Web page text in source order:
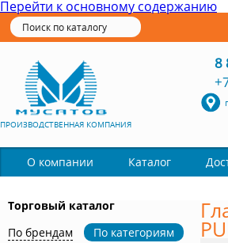
Перейти к основному содержанию
ПРОИЗВОДСТВЕННАЯ КОМПАНИЯ
8
О компании Каталог
Торговый каталог
По брендам
По категориям